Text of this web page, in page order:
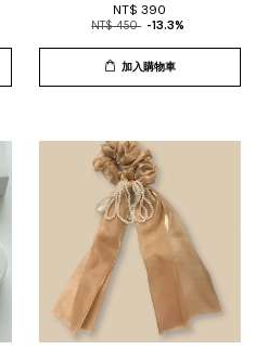
NT$ 390
NT$ 450 -13.3%
加入購物車